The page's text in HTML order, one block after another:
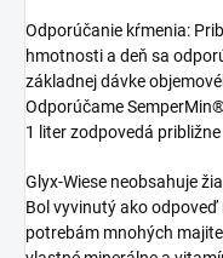
Odporúčanie kŕmenia:
hmotnosti a deň sa
základnej dávke
Odporúčame
1 liter zodpovedá
Glyx-Wiese neobsahuje
Bol vyvinutý ako
potrebám mnohých